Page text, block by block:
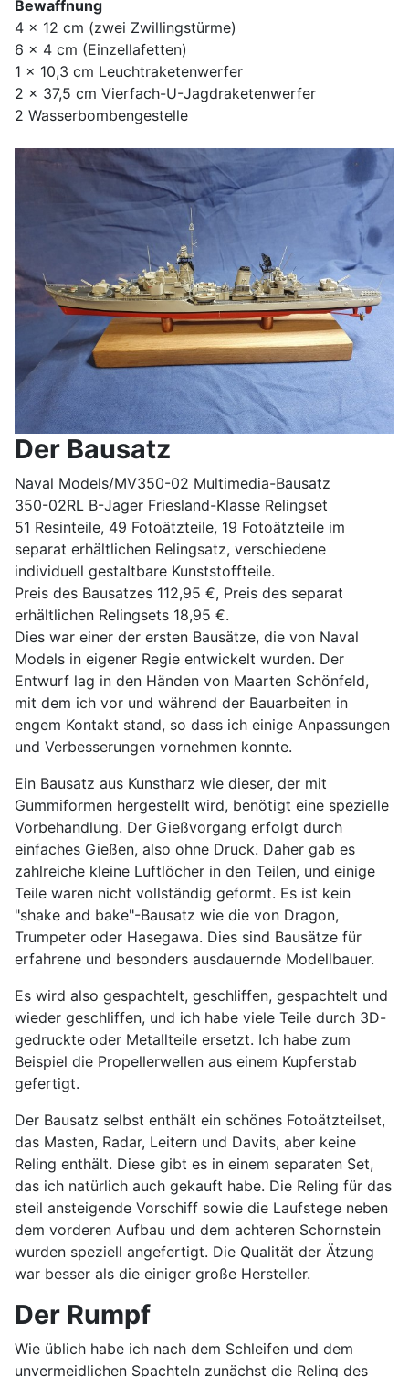
Bewaffnung
4 x 12 cm (zwei Zwillingstürme)
6 x 4 cm (Einzellafetten)
1 x 10,3 cm Leuchtraketenwerfer
2 x 37,5 cm Vierfach-U-Jagdraketenwerfer
2 Wasserbombengestelle
Der Bausatz
Naval Models/MV350-02 Multimedia-Bausatz
350-02RL B-Jager Friesland-Klasse Relingset
51 Resinteile, 49 Fotoätzteile, 19 Fotoätzteile im
separat erhältlichen Relingsatz, verschiedene
individuell gestaltbare Kunststoffteile.
Preis des Bausatzes 112,95 €, Preis des separat
erhältlichen Relingsets 18,95 €.
Dies war einer der ersten Bausätze, die von Naval
Models in eigener Regie entwickelt wurden. Der
Entwurf lag in den Händen von Maarten Schönfeld,
mit dem ich vor und während der Bauarbeiten in
engem Kontakt stand, so dass ich einige Anpassungen
und Verbesserungen vornehmen konnte.
Ein Bausatz aus Kunstharz wie dieser, der mit
Gummiformen hergestellt wird, benötigt eine spezielle
Vorbehandlung. Der Gießvorgang erfolgt durch
einfaches Gießen, also ohne Druck. Daher gab es
zahlreiche kleine Luftlöcher in den Teilen, und einige
Teile waren nicht vollständig geformt. Es ist kein
"shake and bake"-Bausatz wie die von Dragon,
Trumpeter oder Hasegawa. Dies sind Bausätze für
erfahrene und besonders ausdauernde Modellbauer.
Es wird also gespachtelt, geschliffen, gespachtelt und
wieder geschliffen, und ich habe viele Teile durch 3D-
gedruckte oder Metallteile ersetzt. Ich habe zum
Beispiel die Propellerwellen aus einem Kupferstab
gefertigt.
Der Bausatz selbst enthält ein schönes Fotoätzteilset,
das Masten, Radar, Leitern und Davits, aber keine
Reling enthält. Diese gibt es in einem separaten Set,
das ich natürlich auch gekauft habe. Die Reling für das
steil ansteigende Vorschiff sowie die Laufstege neben
dem vorderen Aufbau und dem achteren Schornstein
wurden speziell angefertigt. Die Qualität der Ätzung
war besser als die einiger große Hersteller.
Der Rumpf
Wie üblich habe ich nach dem Schleifen und dem
unvermeidlichen Spachteln zunächst die Reling des